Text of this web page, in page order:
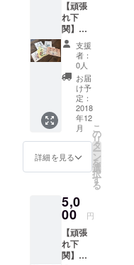
【頑張
れ下
関】
【美人
応援
隊】 お
に画作
家しの
武さん
のメッ
セージ
ポスト
カード
こちら
はお手
元に届
どんな
メッ
セージ
カード
かわか
りませ
支援
者：
0人
お届
け予
定：
2018
年12
月
詳細を見る
こ
の
リ
タ
ー
ン
を
選
択
す
る
5,0
00 円
【頑張
れ下
関】